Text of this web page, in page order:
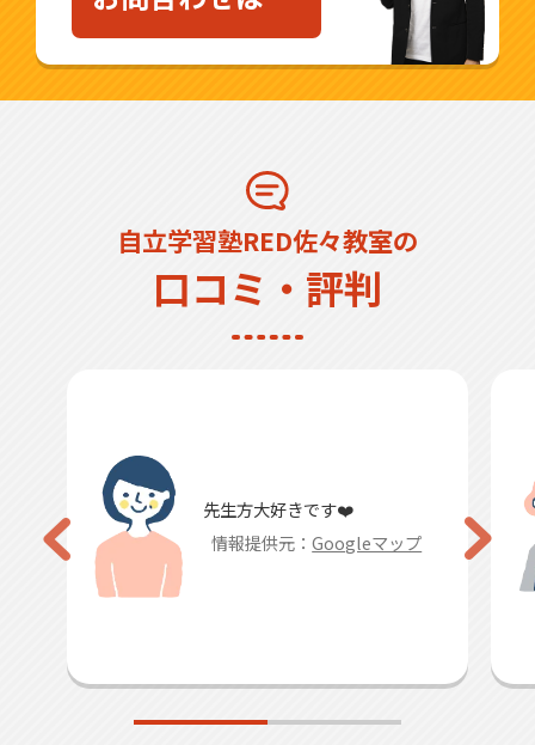
自立学習塾RED佐々教室の
口コミ・評判
けど講習等で結果的に志望校
に合格することができまし
た！最高な先生たちの…